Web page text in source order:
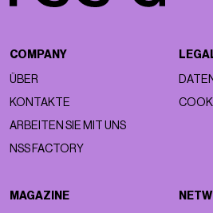
COMPANY
ÜBER
KONTAKTE
ARBEITEN SIE MIT UNS
NSS FACTORY
MAGAZINE